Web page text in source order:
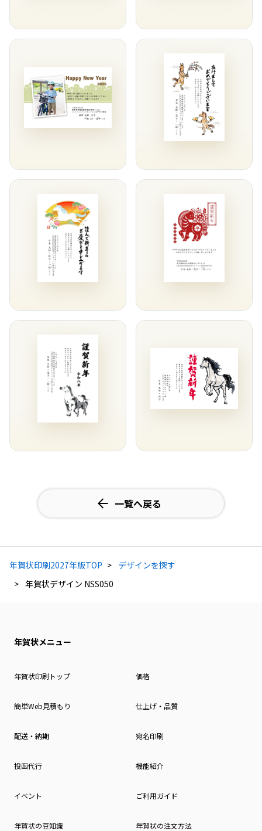
一覧へ戻る
年賀状印刷2027年版TOP
デザインを探す
年賀状デザイン NSS050
年賀状メニュー
年賀状印刷トップ 価格
簡単Web見積もり 仕上げ・品質
配送・納期 宛名印刷
投函代行 機能紹介
イベント ご利用ガイド
年賀状の豆知識 年賀状の注文方法